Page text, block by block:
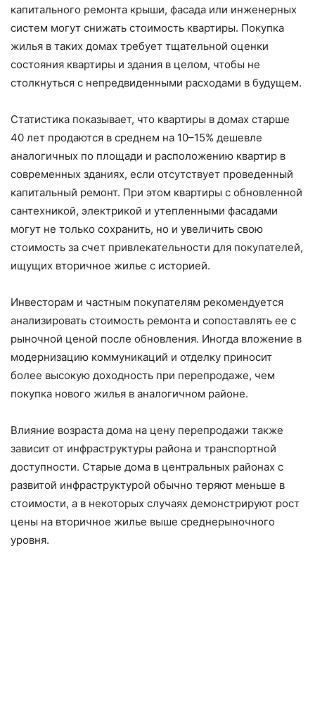
капитального ремонта крыши, фасада или инженерных
систем могут снижать стоимость квартиры. Покупка
жилья в таких домах требует тщательной оценки
состояния квартиры и здания в целом, чтобы не
столкнуться с непредвиденными расходами в будущем.
Статистика показывает, что квартиры в домах старше
40 лет продаются в среднем на 10–15% дешевле
аналогичных по площади и расположению квартир в
современных зданиях, если отсутствует проведенный
капитальный ремонт. При этом квартиры с обновленной
сантехникой, электрикой и утепленными фасадами
могут не только сохранить, но и увеличить свою
стоимость за счет привлекательности для покупателей,
ищущих вторичное жилье с историей.
Инвесторам и частным покупателям рекомендуется
анализировать стоимость ремонта и сопоставлять ее с
рыночной ценой после обновления. Иногда вложение в
модернизацию коммуникаций и отделку приносит
более высокую доходность при перепродаже, чем
покупка нового жилья в аналогичном районе.
Влияние возраста дома на цену перепродажи также
зависит от инфраструктуры района и транспортной
доступности. Старые дома в центральных районах с
развитой инфраструктурой обычно теряют меньше в
стоимости, а в некоторых случаях демонстрируют рост
цены на вторичное жилье выше среднерыночного
уровня.